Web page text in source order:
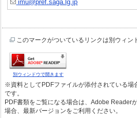
imu@pref.saga.lg.jp
このマークがついているリンクは別ウィン
別ウィンドウで開きます
※資料としてPDFファイルが添付されている場
です。
PDF書類をご覧になる場合は、Adobe Reader
場合、最新バージョンをご利用ください。